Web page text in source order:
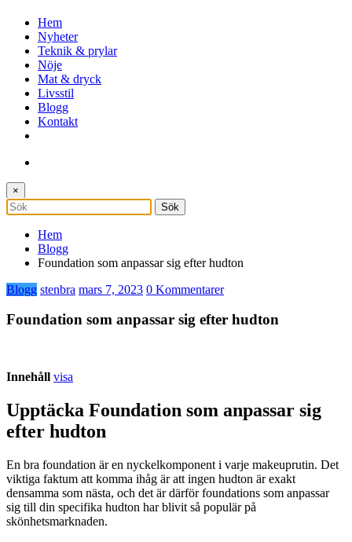
Hem
Nyheter
Teknik & prylar
Nöje
Mat & dryck
Livsstil
Blogg
Kontakt
×
Hem
Blogg
Foundation som anpassar sig efter hudton
Blogg stenbra mars 7, 2023 0 Kommentarer
Foundation som anpassar sig efter hudton
Innehåll visa
Upptäcka Foundation som anpassar sig
efter hudton
En bra foundation är en nyckelkomponent i varje makeuprutin. Det
viktiga faktum att komma ihåg är att ingen hudton är exakt
densamma som nästa, och det är därför foundations som anpassar
sig till din specifika hudton har blivit så populär på
skönhetsmarknaden.